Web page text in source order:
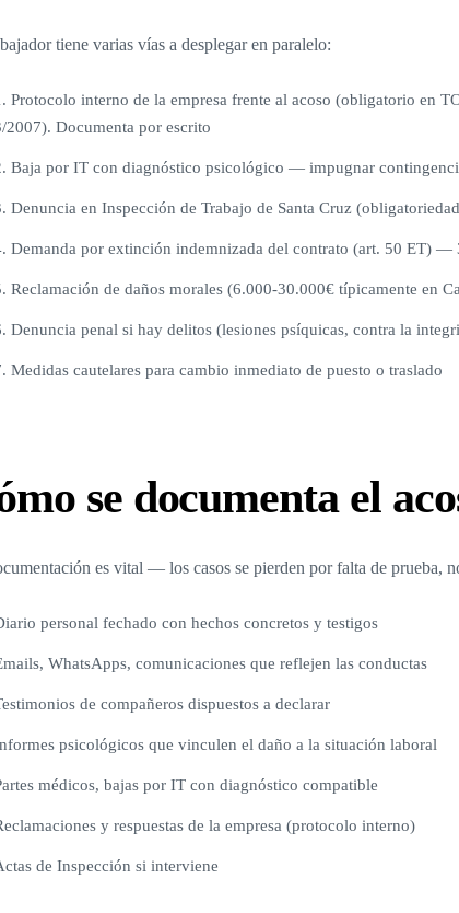
tiene varias vías a desplegar en paralelo:
Protocolo interno de la empresa frente al acoso (obligatorio en
2007). Documenta por escrito
Baja por IT con diagnóstico psicológico — impugnar
Denuncia en Inspección de Trabajo de Santa Cruz
Demanda por extinción indemnizada del contrato (art. 50 ET) —
Reclamación de daños morales (6.000-30.000€ típicamente en
Denuncia penal si hay delitos (lesiones psíquicas, contra la
Medidas cautelares para cambio inmediato de puesto o traslado
se documenta el
es vital — los casos se pierden por falta de prueba,
personal fechado con hechos concretos y testigos
WhatsApps, comunicaciones que reflejen las conductas
de compañeros dispuestos a declarar
psicológicos que vinculen el daño a la situación laboral
médicos, bajas por IT con diagnóstico compatible
y respuestas de la empresa (protocolo interno)
de Inspección si interviene